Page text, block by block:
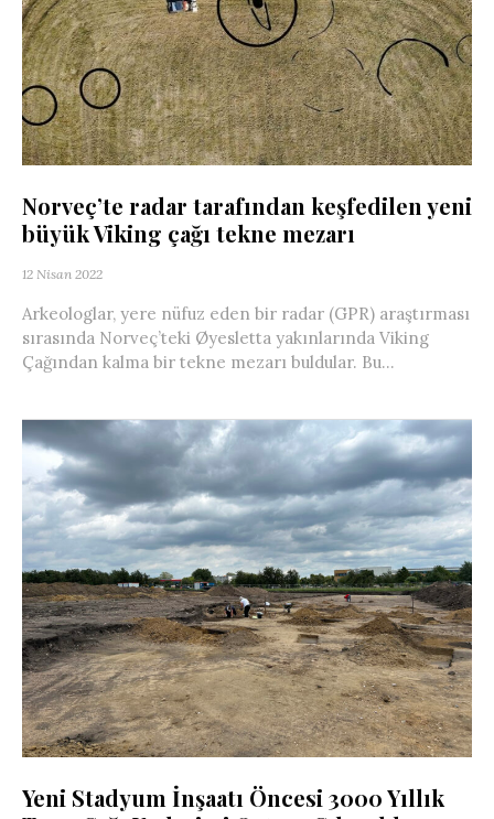
Norveç’te radar tarafından keşfedilen yeni
büyük Viking çağı tekne mezarı
12 Nisan 2022
Arkeologlar, yere nüfuz eden bir radar (GPR) araştırması
sırasında Norveç’teki Øyesletta yakınlarında Viking
Çağından kalma bir tekne mezarı buldular. Bu...
Yeni Stadyum İnşaatı Öncesi 3000 Yıllık